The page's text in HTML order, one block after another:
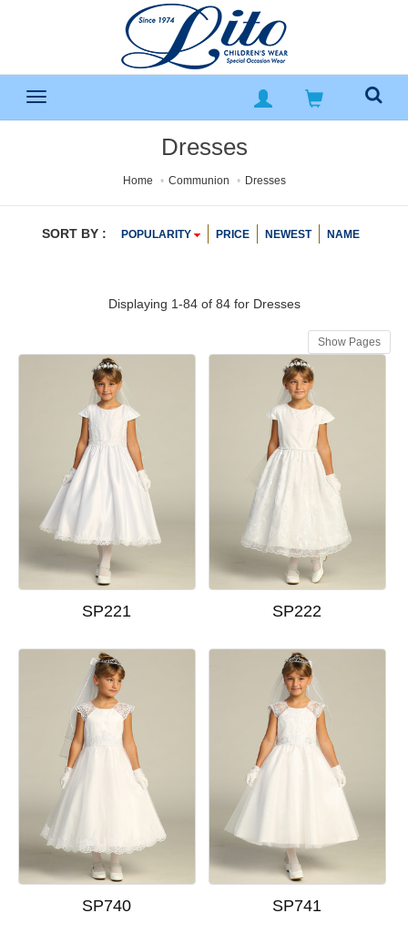
Dresses
Home Communion Dresses
SORT BY : POPULARITY PRICE NEWEST NAME
Displaying 1-84 of 84 for Dresses
Show Pages
SP221 SP222
SP740 SP741